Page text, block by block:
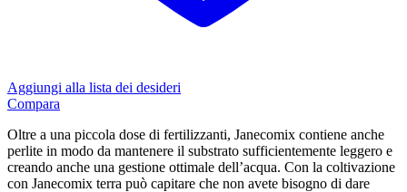
TexPot
THCbd
The Cali Connection
TheMonkey
Tom’s Tumbler
Aggiungi alla lista dei desideri
Compara
Oltre a una piccola dose di fertilizzanti, Janecomix contiene anche
perlite in modo da mantenere il substrato sufficientemente leggero e
creando anche una gestione ottimale dell’acqua. Con la coltivazione
con Janecomix terra può capitare che non avete bisogno di dare